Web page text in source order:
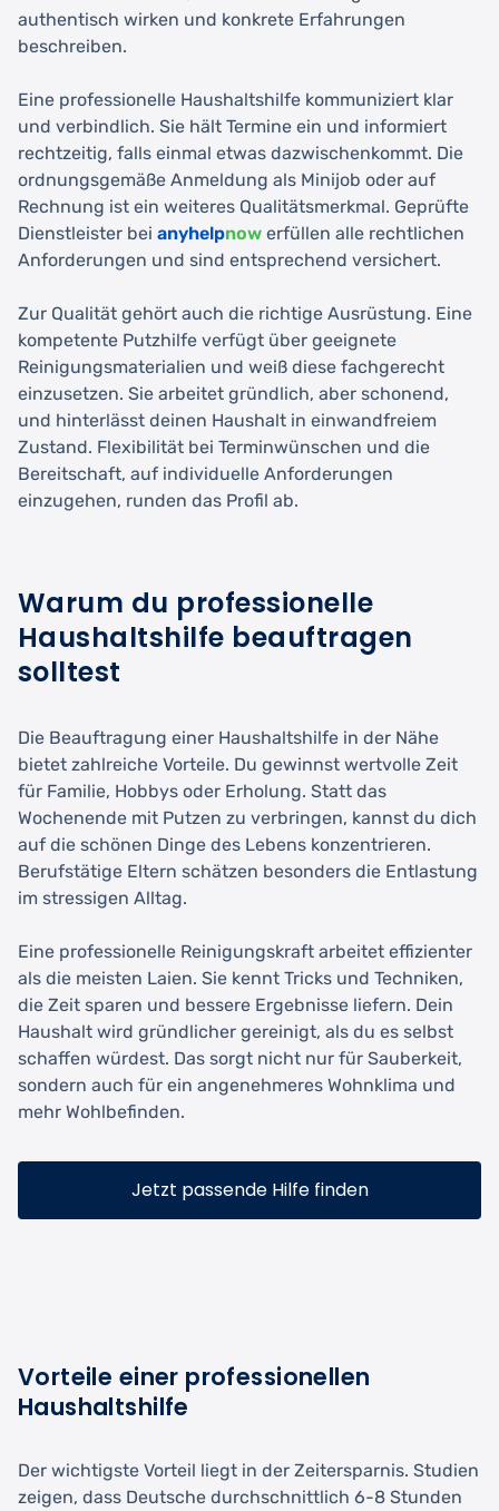
authentisch wirken und konkrete Erfahrungen
beschreiben.
Eine professionelle Haushaltshilfe kommuniziert klar
und verbindlich. Sie hält Termine ein und informiert
rechtzeitig, falls einmal etwas dazwischenkommt. Die
ordnungsgemäße Anmeldung als Minijob oder auf
Rechnung ist ein weiteres Qualitätsmerkmal. Geprüfte
Dienstleister bei anyhelpnow erfüllen alle rechtlichen
Anforderungen und sind entsprechend versichert.
Zur Qualität gehört auch die richtige Ausrüstung. Eine
kompetente Putzhilfe verfügt über geeignete
Reinigungsmaterialien und weiß diese fachgerecht
einzusetzen. Sie arbeitet gründlich, aber schonend,
und hinterlässt deinen Haushalt in einwandfreiem
Zustand. Flexibilität bei Terminwünschen und die
Bereitschaft, auf individuelle Anforderungen
einzugehen, runden das Profil ab.
Warum du professionelle
Haushaltshilfe beauftragen
solltest
Die Beauftragung einer Haushaltshilfe in der Nähe
bietet zahlreiche Vorteile. Du gewinnst wertvolle Zeit
für Familie, Hobbys oder Erholung. Statt das
Wochenende mit Putzen zu verbringen, kannst du dich
auf die schönen Dinge des Lebens konzentrieren.
Berufstätige Eltern schätzen besonders die Entlastung
im stressigen Alltag.
Eine professionelle Reinigungskraft arbeitet effizienter
als die meisten Laien. Sie kennt Tricks und Techniken,
die Zeit sparen und bessere Ergebnisse liefern. Dein
Haushalt wird gründlicher gereinigt, als du es selbst
schaffen würdest. Das sorgt nicht nur für Sauberkeit,
sondern auch für ein angenehmeres Wohnklima und
mehr Wohlbefinden.
Jetzt passende Hilfe finden
Vorteile einer professionellen
Haushaltshilfe
Der wichtigste Vorteil liegt in der Zeitersparnis. Studien
zeigen, dass Deutsche durchschnittlich 6-8 Stunden